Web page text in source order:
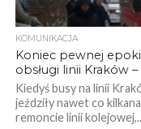
KOMUNIKACJA
Koniec pewnej
obsługi linii Kraków
Kiedyś busy na linii
jeździły nawet co
remoncie linii